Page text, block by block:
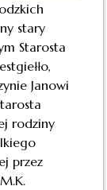
stary
Starosta
Janowi
rodziny
przez